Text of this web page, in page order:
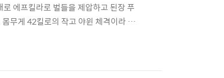
에프킬라로 벌들을 제압하고 된장 푸
무게 42킬로의 작고 야윈 체격이라 평
쑤시고 저리다가 나중엔 못 참을 만큼